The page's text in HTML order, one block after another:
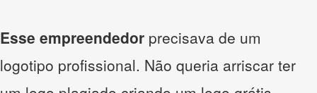
Esse empreendedor precisava de um
logotipo profissional. Não queria arriscar ter